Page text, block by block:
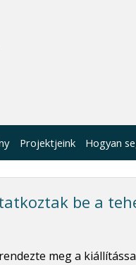
Projektjeink Hogyan
be a
meg a